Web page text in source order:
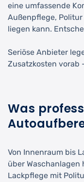
eine umfassende
Außenpflege,
liegen kann.
Seriöse Anbieter
Zusatzkosten vorab
Was
Von Innenraum bis
über Waschanlagen
Lackpflege mit